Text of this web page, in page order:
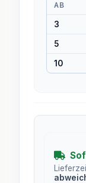
AB
3
5
10